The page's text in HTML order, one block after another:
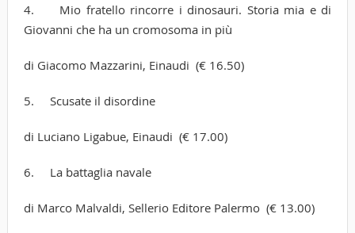
4. Mio fratello rincorre i dinosauri. Storia mia e di
Giovanni che ha un cromosoma in più
di Giacomo Mazzarini, Einaudi (€ 16.50)
5. Scusate il disordine
di Luciano Ligabue, Einaudi (€ 17.00)
6. La battaglia navale
di Marco Malvaldi, Sellerio Editore Palermo (€ 13.00)